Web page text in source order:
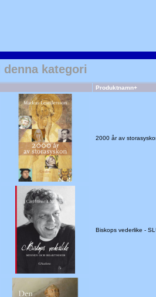
denna kategori
Produktnamn+
2000 år av
Biskops vederlike -